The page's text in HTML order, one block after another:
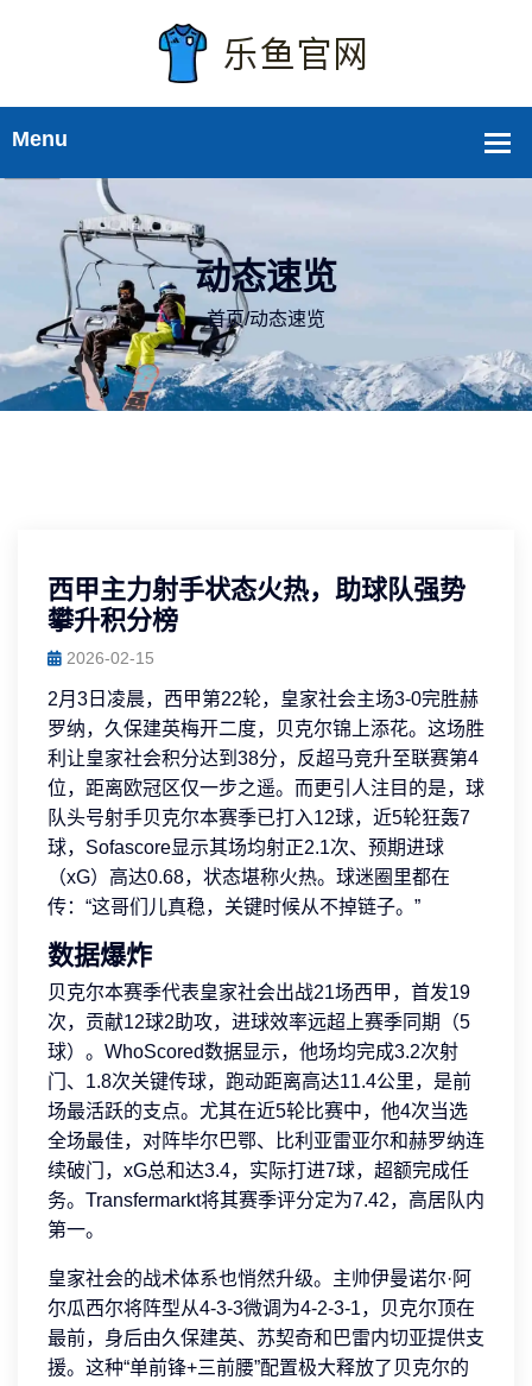
动态速览
首页/动态速览
西甲主力射手状态火热，助球队强势
攀升积分榜
2026-02-15
2月3日凌晨，西甲第22轮，皇家社会主场3-0完胜赫
罗纳，久保建英梅开二度，贝克尔锦上添花。这场胜
利让皇家社会积分达到38分，反超马竞升至联赛第4
位，距离欧冠区仅一步之遥。而更引人注目的是，球
队头号射手贝克尔本赛季已打入12球，近5轮狂轰7
球，Sofascore显示其场均射正2.1次、预期进球
（xG）高达0.68，状态堪称火热。球迷圈里都在
传：“这哥们儿真稳，关键时候从不掉链子。”
数据爆炸
贝克尔本赛季代表皇家社会出战21场西甲，首发19
次，贡献12球2助攻，进球效率远超上赛季同期（5
球）。WhoScored数据显示，他场均完成3.2次射
门、1.8次关键传球，跑动距离高达11.4公里，是前
场最活跃的支点。尤其在近5轮比赛中，他4次当选
全场最佳，对阵毕尔巴鄂、比利亚雷亚尔和赫罗纳连
续破门，xG总和达3.4，实际打进7球，超额完成任
务。Transfermarkt将其赛季评分定为7.42，高居队内
第一。
皇家社会的战术体系也悄然升级。主帅伊曼诺尔·阿
尔瓜西尔将阵型从4-3-3微调为4-2-3-1，贝克尔顶在
最前，身后由久保建英、苏契奇和巴雷内切亚提供支
援。这种“单前锋+三前腰”配置极大释放了贝克尔的